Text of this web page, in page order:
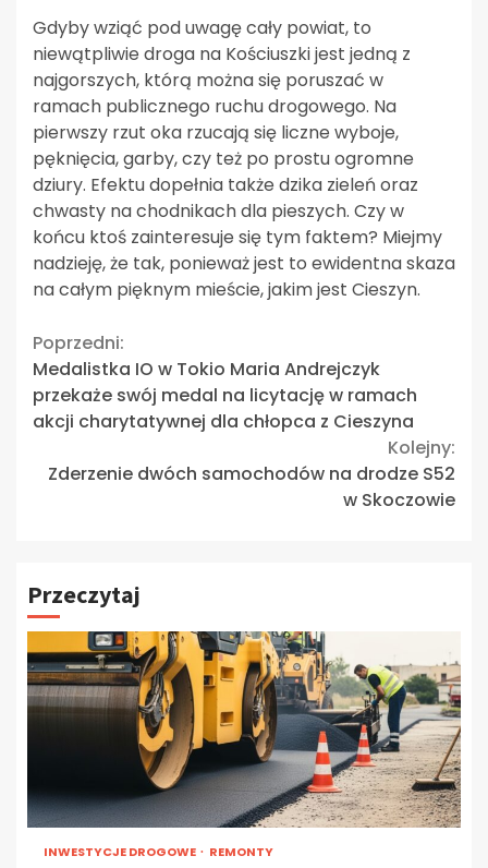
Gdyby wziąć pod uwagę cały powiat, to
niewątpliwie droga na Kościuszki jest jedną z
najgorszych, którą można się poruszać w
ramach publicznego ruchu drogowego. Na
pierwszy rzut oka rzucają się liczne wyboje,
pęknięcia, garby, czy też po prostu ogromne
dziury. Efektu dopełnia także dzika zieleń oraz
chwasty na chodnikach dla pieszych. Czy w
końcu ktoś zainteresuje się tym faktem? Miejmy
nadzieję, że tak, ponieważ jest to ewidentna skaza
na całym pięknym mieście, jakim jest Cieszyn.
Continue
Reading
Poprzedni:
Medalistka IO w Tokio Maria Andrejczyk
przekaże swój medal na licytację w ramach
akcji charytatywnej dla chłopca z Cieszyna
Kolejny:
Zderzenie dwóch samochodów na drodze S52
w Skoczowie
Przeczytaj
INWESTYCJE DROGOWE REMONTY